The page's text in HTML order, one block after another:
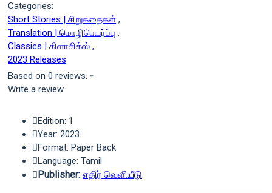
Categories:
Short Stories | சிறுகதைகள் ,
Translation | மொழிபெயர்ப்பு ,
Classics | கிளாசிக்ஸ் ,
2023 Releases
Based on 0 reviews. -
Write a review
Edition: 1
Year: 2023
Format: Paper Back
Language: Tamil
Publisher: எதிர் வெளியீடு